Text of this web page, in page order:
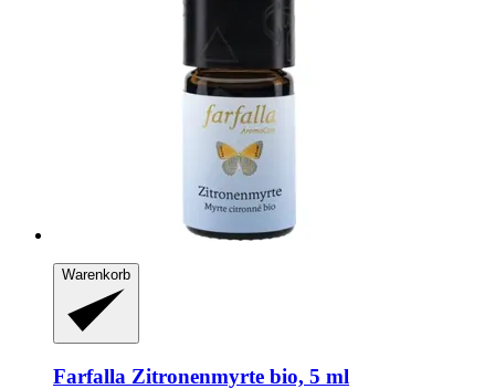
Warenkorb
Farfalla Zitronenmyrte bio, 5 ml